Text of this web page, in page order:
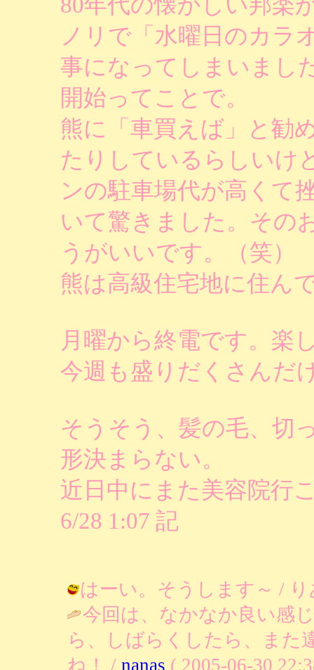
ノリで「水曜日のカラ
事になってしまいまし
開始ってことで。
熊に「車買えば」と勧
たりしているらしいけ
ンの駐車場代が高くて
いて驚きました。その
うがいいです。（笑）
熊は高級住宅地に住ん
月曜から終電です。楽
今週も盛りだくさんだ
そうそう、髪の毛、切
形決まらない。
近日中にまた美容院行
6/28 1:07 記
はーい。そうします～ / り
今回は、なかなか良い感
ら、しばらくしたら、また
ね！ / nanas ( 2005-06-30